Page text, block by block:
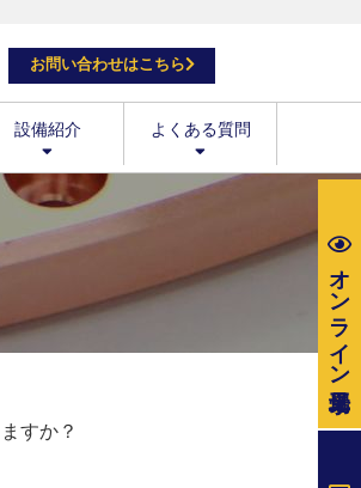
お問い合わせはこちら
設備紹介 よくある質問
すか？
オンライン